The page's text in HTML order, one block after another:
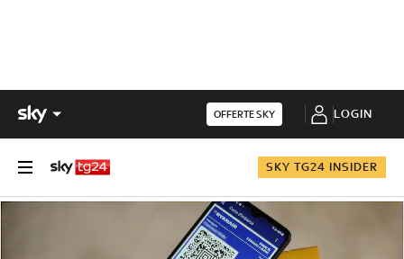
OFFERTE SKY LOGIN
SKY TG24 INSIDER